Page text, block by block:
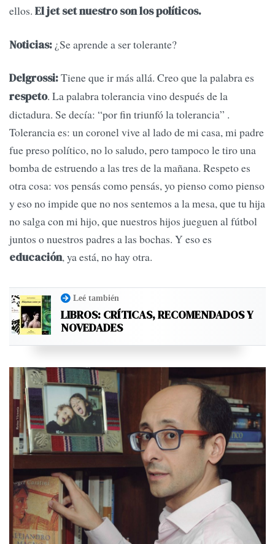
ellos. El jet set nuestro son los políticos.
Noticias: ¿Se aprende a ser tolerante?
Delgrossi:Tiene que ir más allá. Creo que la palabra es
respeto. La palabra tolerancia vino después de la
dictadura. Se decía: “por fin triunfó la tolerancia” .
Tolerancia es: un coronel vive al lado de mi casa, mi padre
fue preso político, no lo saludo, pero tampoco le tiro una
bomba de estruendo a las tres de la mañana. Respeto es
otra cosa: vos pensás como pensás, yo pienso como pienso
y eso no impide que no nos sentemos a la mesa, que tu hija
no salga con mi hijo, que nuestros hijos jueguen al fútbol
juntos o nuestros padres a las bochas. Y eso es
educación, ya está, no hay otra.
Leé también
LIBROS: CRÍTICAS, RECOMENDADOS Y
NOVEDADES